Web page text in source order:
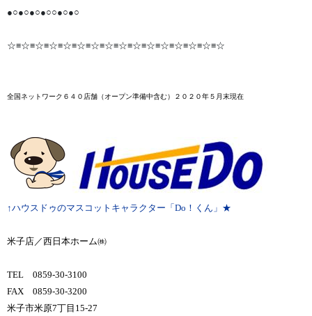
●○●○●○●○○●○●○
☆≡☆≡☆≡☆≡☆≡☆≡☆≡☆≡☆≡☆≡☆≡☆≡☆≡☆≡☆≡☆
全国ネットワーク６４０店舗 （オープン準備中含む）２０２０年５月末現在
↑ハウスドゥのマスコットキャラクター「Do！くん」★
米子店／西日本ホーム㈱
TEL 0859-30-3100
FAX 0859-30-3200
米子市米原7丁目15-27